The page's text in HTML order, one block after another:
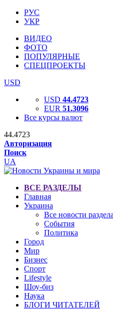
РУС
УКР
ВИДЕО
ФОТО
ПОПУЛЯРНЫЕ
СПЕЦПРОЕКТЫ
USD
USD 44.4723
EUR 51.3096
Все курсы валют
44.4723
Авторизация
Поиск
UA
ВСЕ РАЗДЕЛЫ
Главная
Украина
Все новости раздела
События
Политика
Город
Мир
Бизнес
Спорт
Lifestyle
Шоу-биз
Наука
БЛОГИ ЧИТАТЕЛЕЙ